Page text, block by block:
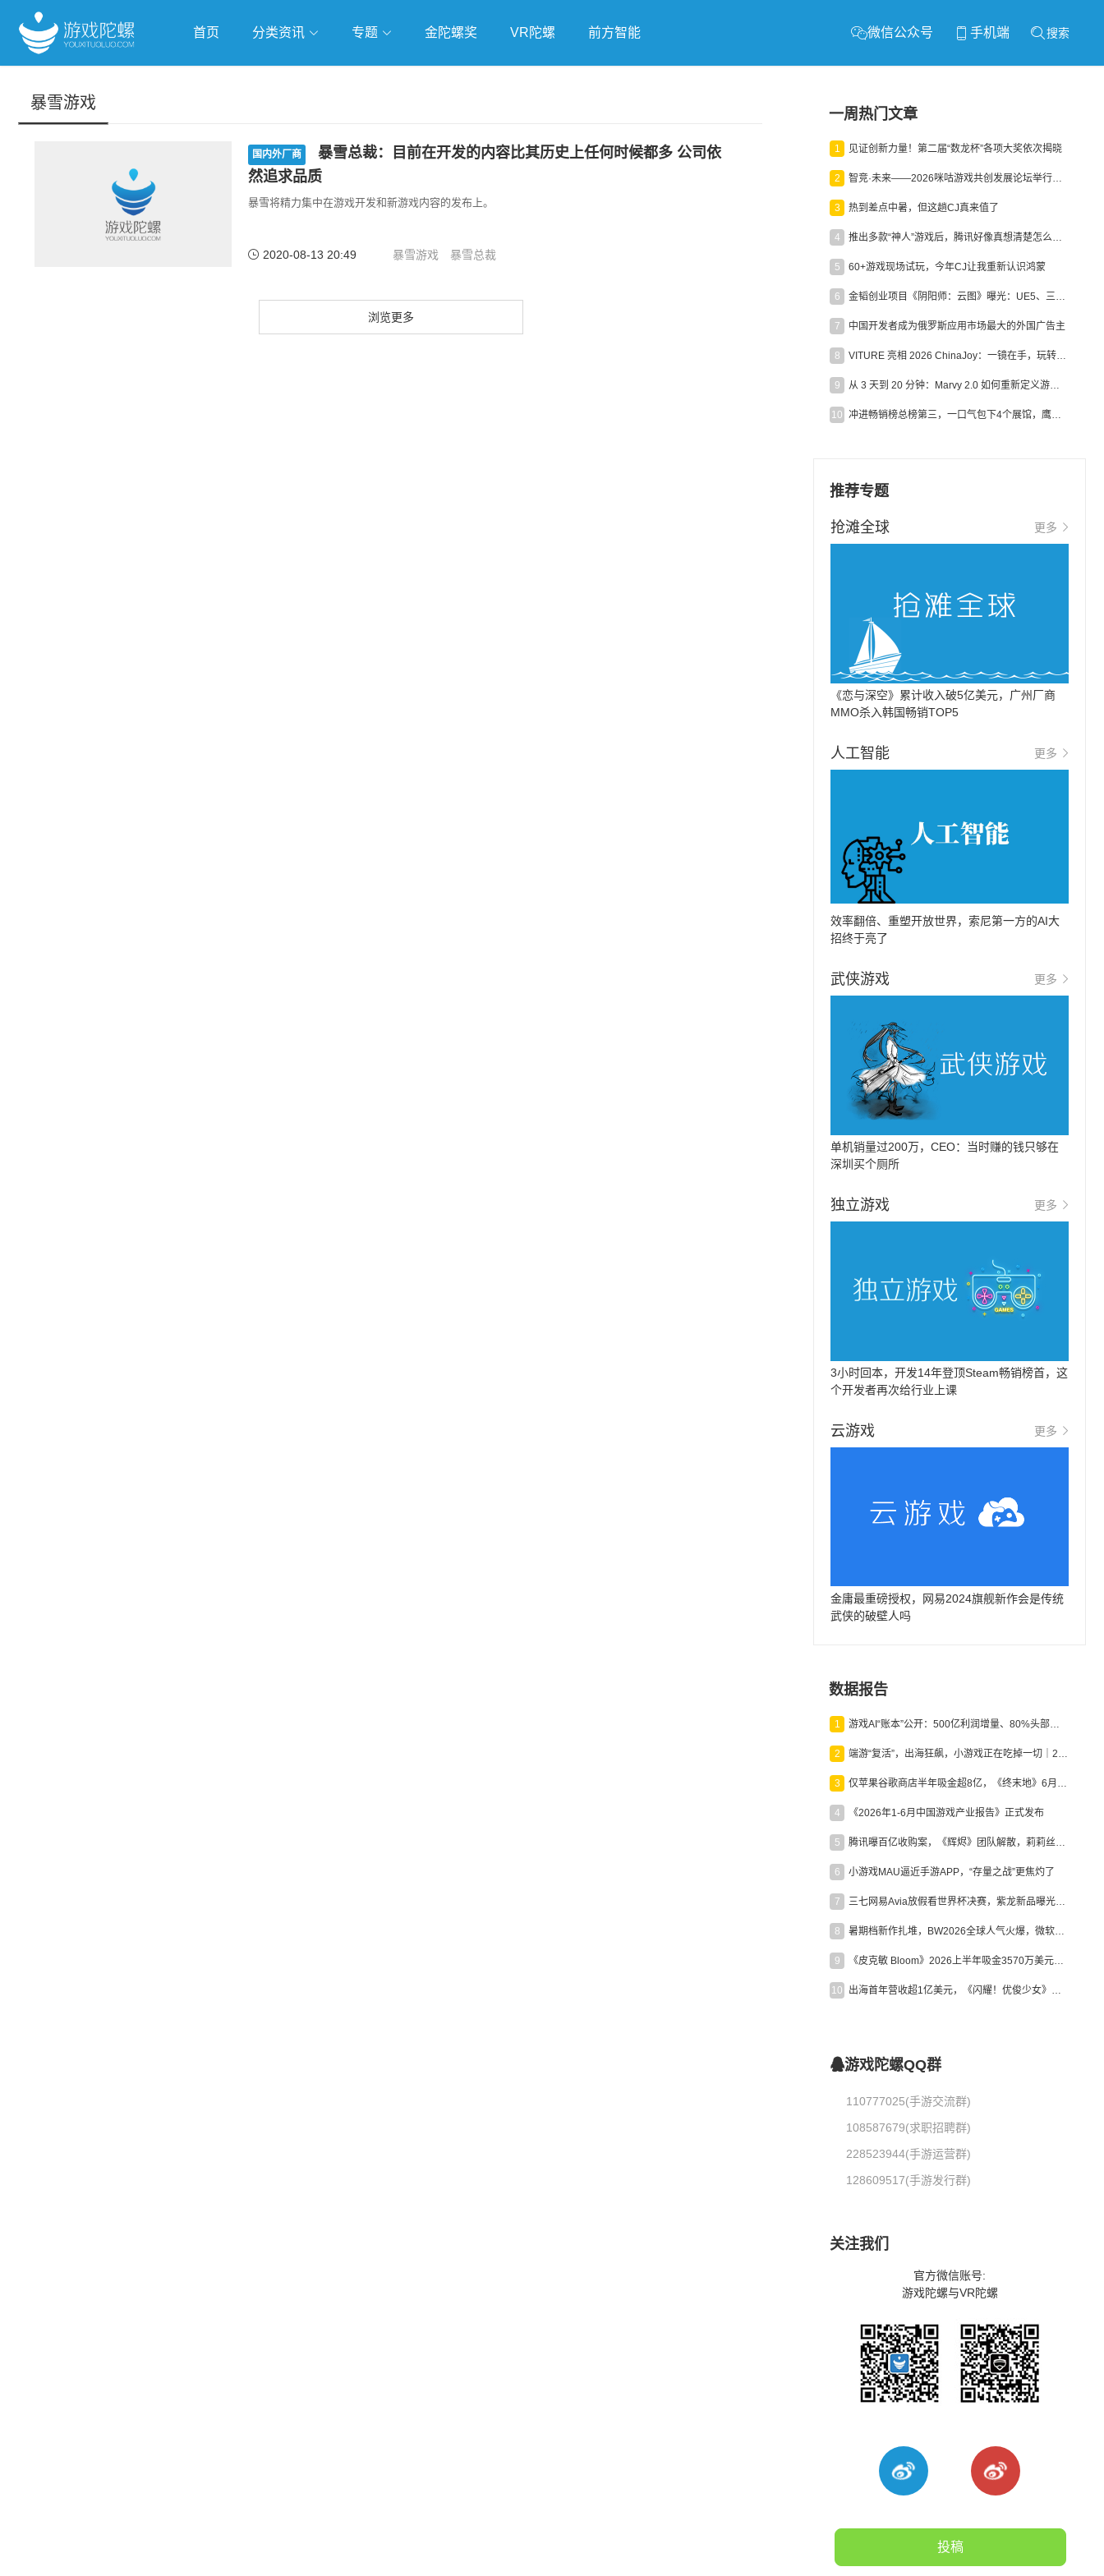
首页 分类资讯 专题 金陀螺奖 VR陀螺 前方智能 微信公众号 手机端 搜索
暴雪游戏
国内外厂商
暴雪总裁：目前在开发的内容比其历史上任何时候都多 公司依
然追求品质
暴雪将精力集中在游戏开发和新游戏内容的发布上。
2020-08-13 20:49 暴雪游戏 暴雪总裁
浏览更多
一周热门文章
1 见证创新力量！第二届“数龙杯”各项大奖依次揭晓
2 智竞·未来——2026咪咕游戏共创发展论坛举行：聚力精品内容、AI创作与电竞生态，共建高品质益智健康游戏社区
3 热到差点中暑，但这趟CJ真来值了
4 推出多款“神人”游戏后，腾讯好像真想清楚怎么做二次元了
5 60+游戏现场试玩，今年CJ让我重新认识鸿蒙
6 金韬创业项目《阴阳师：云图》曝光：UE5、三端互通、ARPG
7 中国开发者成为俄罗斯应用市场最大的外国广告主
8 VITURE 亮相 2026 ChinaJoy：一镜在手，玩转全场！
9 从 3 天到 20 分钟：Marvy 2.0 如何重新定义游戏出海营销效率？
10 冲进畅销榜总榜第三，一口气包下4个展馆，鹰角把嘉年华做爆了
推荐专题
抢滩全球 更多
《恋与深空》累计收入破5亿美元，广州厂商
MMO杀入韩国畅销TOP5
人工智能 更多
效率翻倍、重塑开放世界，索尼第一方的AI大
招终于亮了
武侠游戏 更多
单机销量过200万，CEO：当时赚的钱只够在
深圳买个厕所
独立游戏 更多
3小时回本，开发14年登顶Steam畅销榜首，这
个开发者再次给行业上课
云游戏 更多
金庸最重磅授权，网易2024旗舰新作会是传统
武侠的破壁人吗
数据报告
1 游戏AI“账本”公开：500亿利润增量、80%头部入局，谁在闷声发财？
2 端游“复活”，出海狂飙，小游戏正在吃掉一切｜2026上半年产业报告
3 仅苹果谷歌商店半年吸金超8亿，《终末地》6月份收入显著回暖
4 《2026年1-6月中国游戏产业报告》正式发布
5 腾讯曝百亿收购案，《辉烬》团队解散，莉莉丝新作曝光｜陀螺周报
6 小游戏MAU逼近手游APP，“存量之战”更焦灼了
7 三七网易Avia放假看世界杯决赛，紫龙新品曝光，米哈游新作上线 | 陀螺周报
8 暑期档新作扎堆，BW2026全球人气火爆，微软XBOX大裁员|陀螺周报
9 《皮克敏 Bloom》2026上半年吸金3570万美元，中国台湾成最大市场
10 出海首年营收超1亿美元，《闪耀！优俊少女》美国市场占比达七成
游戏陀螺QQ群
110777025(手游交流群)
108587679(求职招聘群)
228523944(手游运营群)
128609517(手游发行群)
关注我们
官方微信账号:
游戏陀螺与VR陀螺
投稿